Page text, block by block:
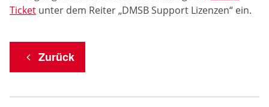
Ticket unter dem Reiter „DMSB Support Lizenzen“ ein.
Zurück
Google LLC
von interaktiven Karten auf unserer Website gesetzt
werden.